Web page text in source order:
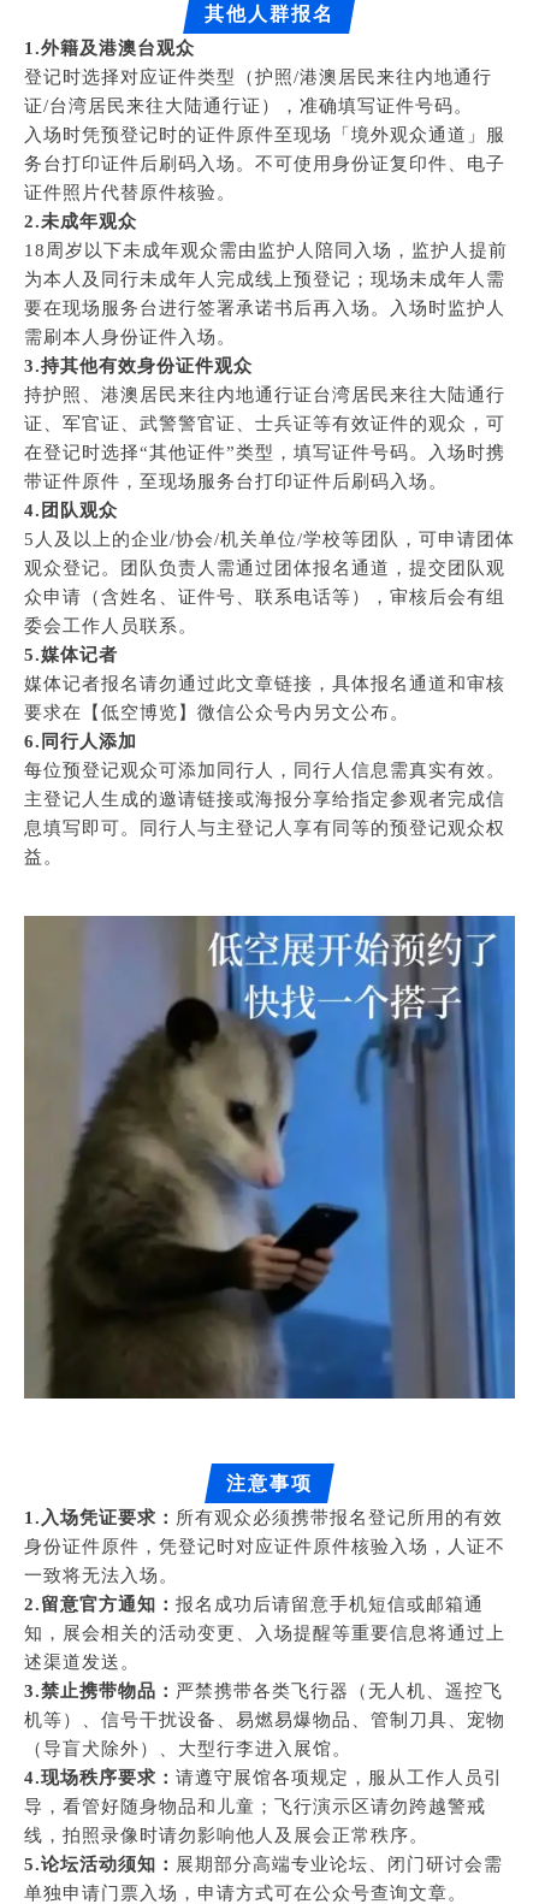
其他人群报名
1.外籍及港澳台观众
登记时选择对应证件类型（护照/港澳居民来往内地通行
证/台湾居民来往大陆通行证），准确填写证件号码。
入场时凭预登记时的证件原件至现场「境外观众通道」服
务台打印证件后刷码入场。不可使用身份证复印件、电子
证件照片代替原件核验。
2.未成年观众
18周岁以下未成年观众需由监护人陪同入场，监护人提前
为本人及同行未成年人完成线上预登记；现场未成年人需
要在现场服务台进行签署承诺书后再入场。入场时监护人
需刷本人身份证件入场。
3.持其他有效身份证件观众
持护照、港澳居民来往内地通行证台湾居民来往大陆通行
证、军官证、武警警官证、士兵证等有效证件的观众，可
在登记时选择“其他证件”类型，填写证件号码。入场时携
带证件原件，至现场服务台打印证件后刷码入场。
4.团队观众
5人及以上的企业/协会/机关单位/学校等团队，可申请团体
观众登记。团队负责人需通过团体报名通道，提交团队观
众申请（含姓名、证件号、联系电话等），审核后会有组
委会工作人员联系。
5.媒体记者
媒体记者报名请勿通过此文章链接，具体报名通道和审核
要求在【低空博览】微信公众号内另文公布。
6.同行人添加
每位预登记观众可添加同行人，同行人信息需真实有效。
主登记人生成的邀请链接或海报分享给指定参观者完成信
息填写即可。同行人与主登记人享有同等的预登记观众权
益。
注意事项
1.入场凭证要求： 所有观众必须携带报名登记所用的有效
身份证件原件，凭登记时对应证件原件核验入场，人证不
一致将无法入场。
2.留意官方通知： 报名成功后请留意手机短信或邮箱通
知，展会相关的活动变更、入场提醒等重要信息将通过上
述渠道发送。
3.禁止携带物品： 严禁携带各类飞行器（无人机、遥控飞
机等）、信号干扰设备、易燃易爆物品、管制刀具、宠物
（导盲犬除外）、大型行李进入展馆。
4.现场秩序要求： 请遵守展馆各项规定，服从工作人员引
导，看管好随身物品和儿童；飞行演示区请勿跨越警戒
线，拍照录像时请勿影响他人及展会正常秩序。
5.论坛活动须知： 展期部分高端专业论坛、闭门研讨会需
单独申请门票入场，申请方式可在公众号查询文章。